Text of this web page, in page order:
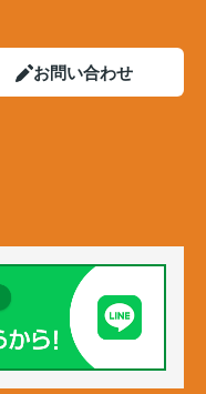
お問い合わせ